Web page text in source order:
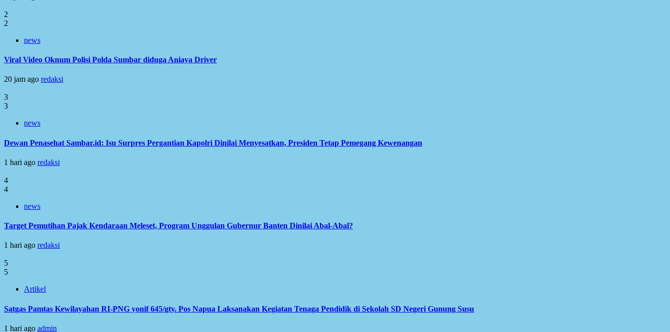
2
2
news
Viral Video Oknum Polisi Polda Sumbar diduga Aniaya Driver
20 jam ago redaksi
3
3
news
Dewan Penasehat Sambar.id: Isu Surpres Pergantian Kapolri Dinilai Menyesatkan, Presiden Tetap Pemegang Kewenangan
1 hari ago redaksi
4
4
news
Target Pemutihan Pajak Kendaraan Meleset, Program Unggulan Gubernur Banten Dinilai Abal-Abal?
1 hari ago redaksi
5
5
Artikel
Satgas Pamtas Kewilayahan RI-PNG yonif 645/gty. Pos Napua Laksanakan Kegiatan Tenaga Pendidik di Sekolah SD Negeri Gunung Susu
1 hari ago admin